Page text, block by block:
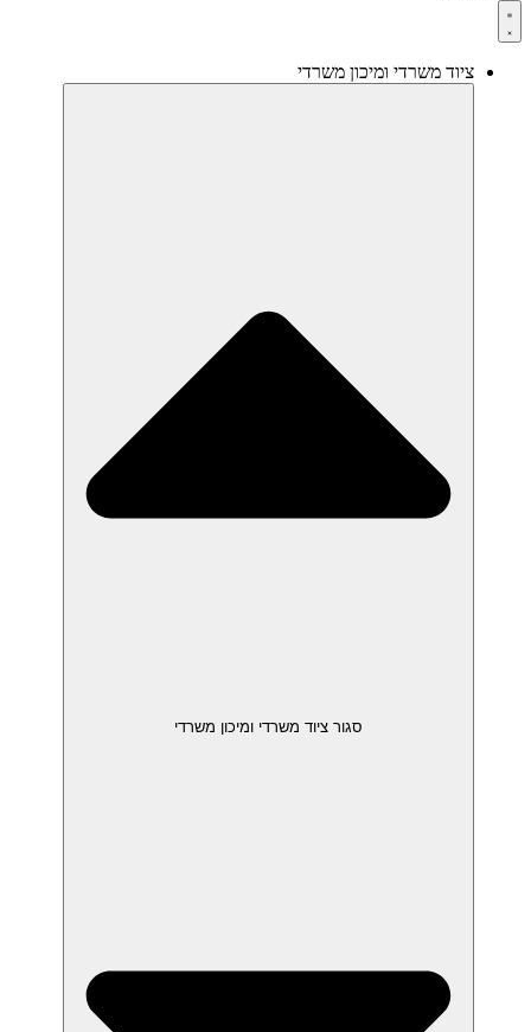
ציוד משרדי ומיכון משרדי
סגור ציוד משרדי ומיכון משרדי